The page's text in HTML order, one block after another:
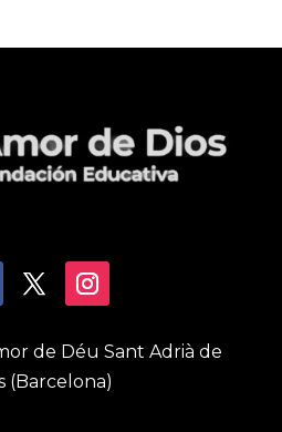
de Déu Sant Adrià de
(Barcelona)